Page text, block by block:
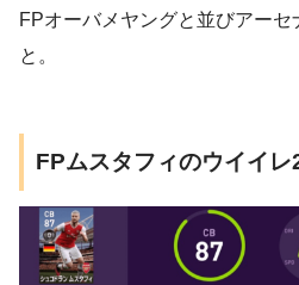
FPオーバメヤングと並びアー
と。
FPムスタフィのウイイ